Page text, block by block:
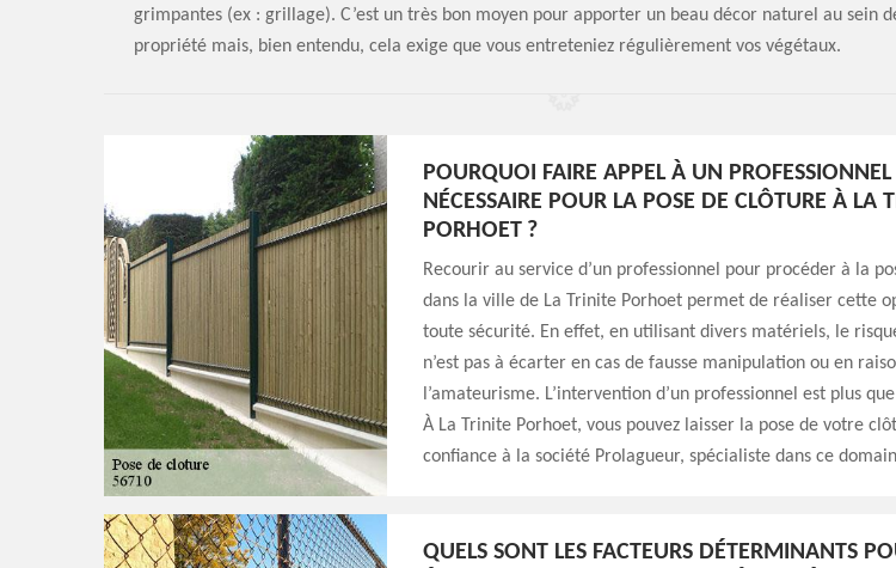
grimpantes (ex : grillage). C’est un très bon moyen pour apporter un beau décor naturel au sein
propriété mais, bien entendu, cela exige que vous entreteniez régulièrement vos végétaux.
POURQUOI FAIRE APPEL À UN PROFESSIONNEL
NÉCESSAIRE POUR LA POSE DE CLÔTURE À LA
PORHOET ?
Recourir au service d’un professionnel pour procéder à la
dans la ville de La Trinite Porhoet permet de réaliser cette
toute sécurité. En effet, en utilisant divers matériels, le
n’est pas à écarter en cas de fausse manipulation ou en
l’amateurisme. L’intervention d’un professionnel est plus
À La Trinite Porhoet, vous pouvez laisser la pose de votre
confiance à la société Prolagueur, spécialiste dans ce
QUELS SONT LES FACTEURS DÉTERMINANTS